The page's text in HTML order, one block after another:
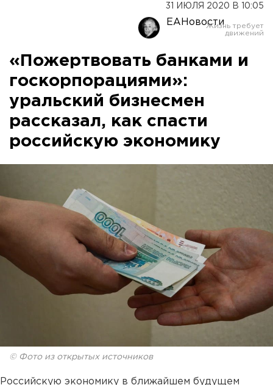
31 ИЮЛЯ 2020 В 10:05
ЕАНовости
«Пожертвовать банками и
госкорпорациями»:
уральский бизнесмен
рассказал, как спасти
российскую экономику
© Фото из открытых источников
Российскую экономику в ближайшем будущем